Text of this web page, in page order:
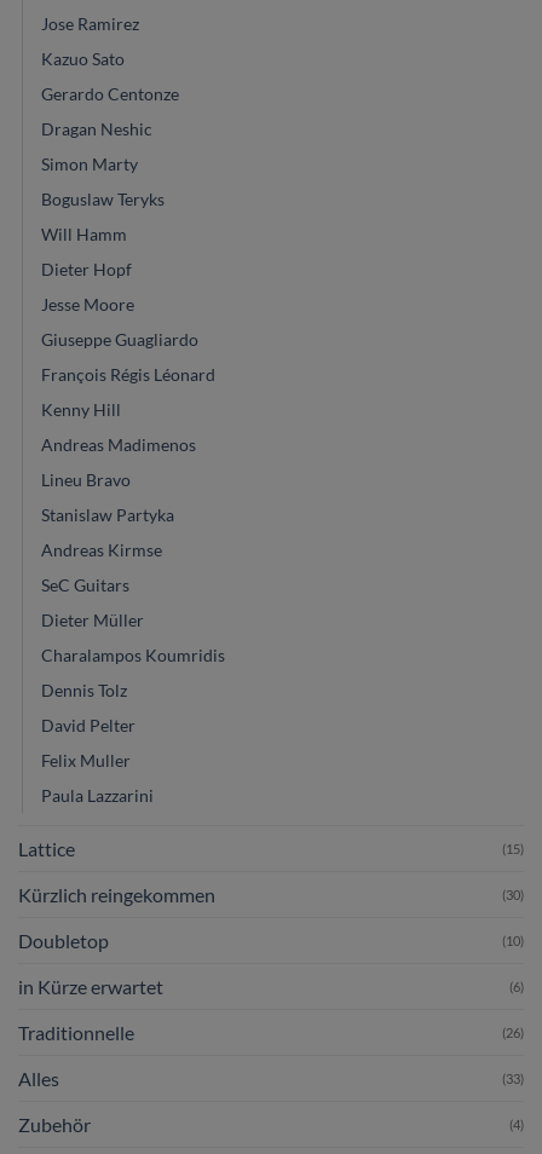
Jose Ramirez
Kazuo Sato
Gerardo Centonze
Dragan Neshic
Simon Marty
Boguslaw Teryks
Will Hamm
Dieter Hopf
Jesse Moore
Giuseppe Guagliardo
François Régis Léonard
Kenny Hill
Andreas Madimenos
Lineu Bravo
Stanislaw Partyka
Andreas Kirmse
SeC Guitars
Dieter Müller
Charalampos Koumridis
Dennis Tolz
David Pelter
Felix Muller
Paula Lazzarini
Lattice (15)
Kürzlich reingekommen (30)
Doubletop (10)
in Kürze erwartet (6)
Traditionnelle (26)
Alles (33)
Zubehör (4)